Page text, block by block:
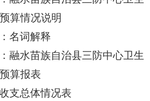
算情况说明
名词解释
融水苗族自治县三防中心卫生
算报表
收支总体情况表